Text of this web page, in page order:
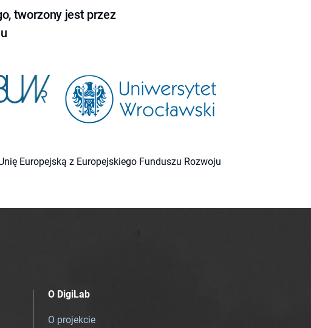
tworzony jest przez
Europejską z Europejskiego Funduszu Rozwoju
O DigiLab
O projekcie